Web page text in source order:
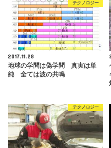
テクノロジー
2017.11.28
地球の学問は偽学問 真実は単
純 全ては波の共鳴
テクノロジー